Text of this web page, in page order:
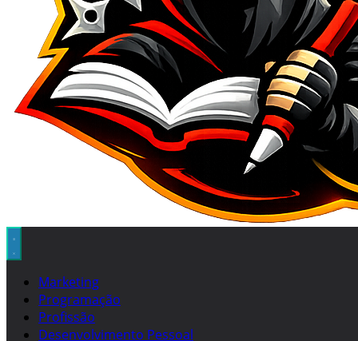
Marketing
Programação
Profissão
Desenvolvimento Pessoal